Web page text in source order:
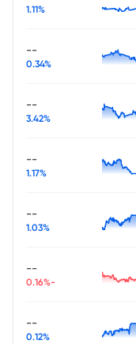
1.11%
--
0.34%
--
3.42%
--
1.17%
--
1.03%
--
-0.16%
--
0.12%